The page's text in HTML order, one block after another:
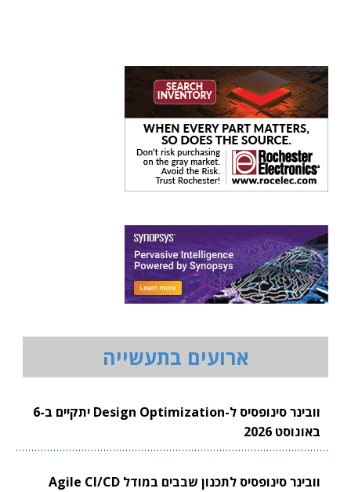
ארועים בתעשייה
וובינר סינופסיס ל-Design Optimization יתקיים ב-6
באוגוסט 2026
וובינר סינופסיס לתכנון שבבים במודל Agile CI/CD